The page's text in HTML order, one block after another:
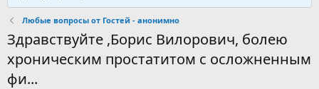
Любые вопросы от Гостей - анонимно
Здравствуйте ,Борис Вилорович, болею
хроническим простатитом с осложненным
фи...